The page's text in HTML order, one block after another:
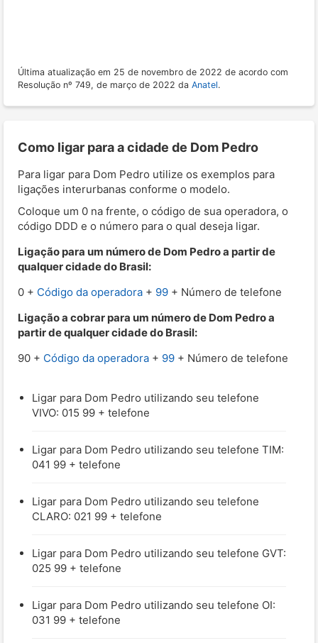
Última atualização em 25 de novembro de 2022 de acordo com
Resolução nº 749, de março de 2022 da Anatel.
Como ligar para a cidade de Dom Pedro
Para ligar para Dom Pedro utilize os exemplos para
ligações interurbanas conforme o modelo.
Coloque um 0 na frente, o código de sua operadora, o
código DDD e o número para o qual deseja ligar.
Ligação para um número de Dom Pedro a partir de
qualquer cidade do Brasil:
0 + Código da operadora + 99 + Número de telefone
Ligação a cobrar para um número de Dom Pedro a
partir de qualquer cidade do Brasil:
90 + Código da operadora + 99 + Número de telefone
Ligar para Dom Pedro utilizando seu telefone
VIVO: 015 99 + telefone
Ligar para Dom Pedro utilizando seu telefone TIM:
041 99 + telefone
Ligar para Dom Pedro utilizando seu telefone
CLARO: 021 99 + telefone
Ligar para Dom Pedro utilizando seu telefone GVT:
025 99 + telefone
Ligar para Dom Pedro utilizando seu telefone OI:
031 99 + telefone